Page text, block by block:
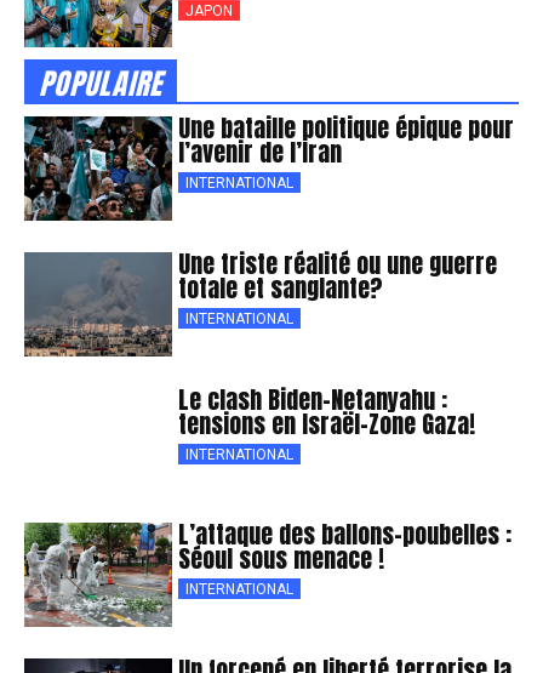
JAPON
POPULAIRE
Une bataille politique épique pour
l’avenir de l’Iran
INTERNATIONAL
Une triste réalité ou une guerre
totale et sanglante?
INTERNATIONAL
Le clash Biden-Netanyahu :
tensions en Israël-Zone Gaza!
INTERNATIONAL
L’attaque des ballons-poubelles :
Séoul sous menace !
INTERNATIONAL